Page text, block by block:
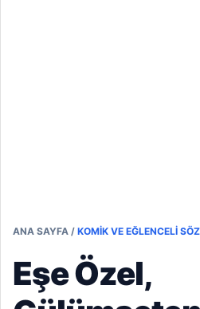
ANA SAYFA / KOMIK VE EĞLENCELI
Eşe Özel,